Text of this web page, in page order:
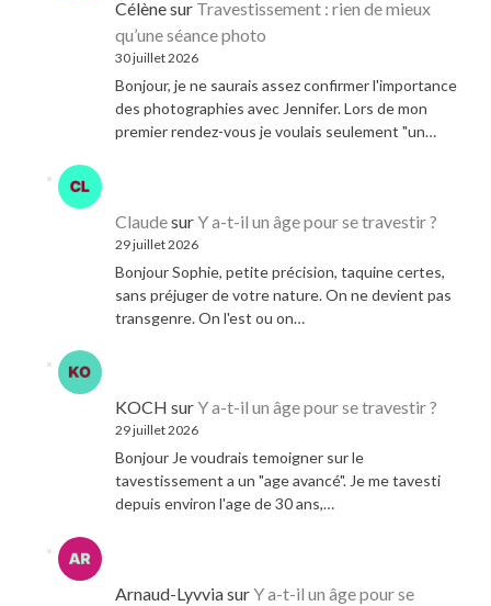
Célènesur Travestissement : rien de mieux
qu’une séance photo
30 juillet 2026
Bonjour, je ne saurais assez confirmer l'importance
des photographies avec Jennifer. Lors de mon
premier rendez-vous je voulais seulement "un…
ClaudesurY a-t-il un âge pour se travestir ?
29 juillet 2026
Bonjour Sophie, petite précision, taquine certes,
sans préjuger de votre nature. On ne devient pas
transgenre. On l'est ou on…
KOCH surY a-t-il un âge pour se travestir ?
29 juillet 2026
Bonjour Je voudrais temoigner sur le
tavestissement a un "age avancé". Je me tavesti
depuis environ l'age de 30 ans,…
Arnaud-LyvviasurY a-t-il un âge pour se